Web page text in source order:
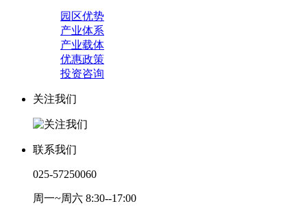
园区优势
产业体系
产业载体
优惠政策
投资咨询
关注我们
联系我们
025-57250060
周一~周六 8:30--17:00